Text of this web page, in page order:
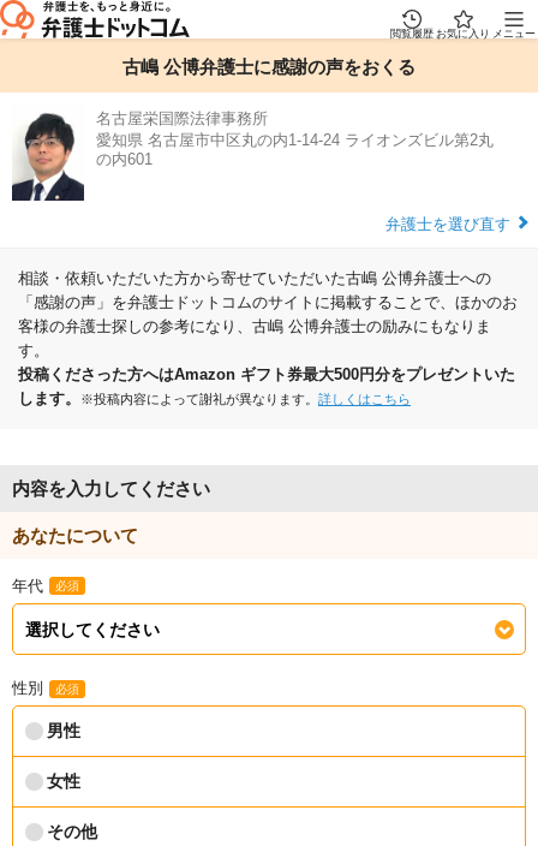
閲覧履歴 お気に入り メニュー
古嶋 公博弁護士に感謝の声をおくる
名古屋栄国際法律事務所
愛知県 名古屋市中区丸の内1-14-24 ライオンズビル第2丸
の内601
弁護士を選び直す
相談・依頼いただいた方から寄せていただいた古嶋 公博弁護士への
「感謝の声」を弁護士ドットコムのサイトに掲載することで、ほかのお
客様の弁護士探しの参考になり、古嶋 公博弁護士の励みにもなりま
す。
投稿くださった方へはAmazon ギフト券最大500円分をプレゼントいた
します。
※投稿内容によって謝礼が異なります。 詳しくはこちら
内容を入力してください
あなたについて
年代 必須
性別 必須
男性
女性
その他